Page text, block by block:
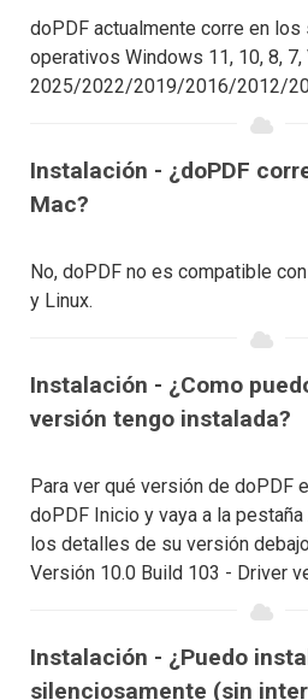
doPDF actualmente corre en
operativos Windows 11, 10, 8, 7,
2025/2022/2019/2016/2012/
Instalación - ¿doPDF
Mac?
No, doPDF no es compatible
y Linux.
Instalación - ¿Como
versión tengo instalada?
Para ver qué versión de doPDF
doPDF Inicio y vaya a la
los detalles de su versión
Versión 10.0 Build 103 - Driver
Instalación - ¿Puedo
silenciosamente (sin